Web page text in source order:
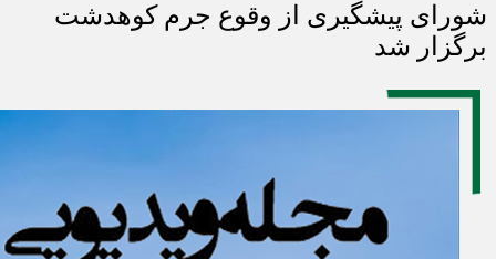
شورای پیشگیری از وقوع جرم کوهدشت
برگزار شد